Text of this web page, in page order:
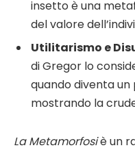
insetto è una
del valore
Utilitarismo e
di Gregor lo
quando diventa un
mostrando la
La Metamorfosiè un